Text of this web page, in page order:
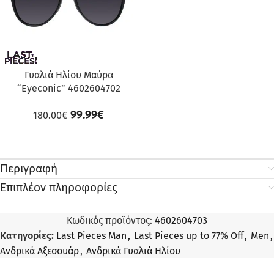
Γυαλιά Ηλίου Μαύρα
“Eyeconic” 4602604702
180.00€ 99.99€
Περιγραφή
Επιπλέον πληροφορίες
Κωδικός προϊόντος: 4602604703
Κατηγορίες: Last Pieces Man, Last Pieces up to 77% Off, Men,
Ανδρικά Αξεσουάρ, Ανδρικά Γυαλιά Ηλίου